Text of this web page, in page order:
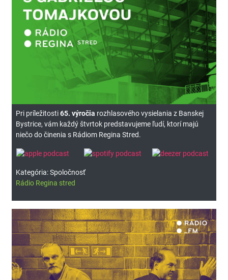
Pri príležitosti65. výročia rozhlasového vysielania z Banskej
Bystrice, vám každý štvrtok predstavujeme ľudí, ktorí majú
niečo do činenia s Rádiom Regina Stred.
Kategória: Spoločnosť
Rádio Regina stred